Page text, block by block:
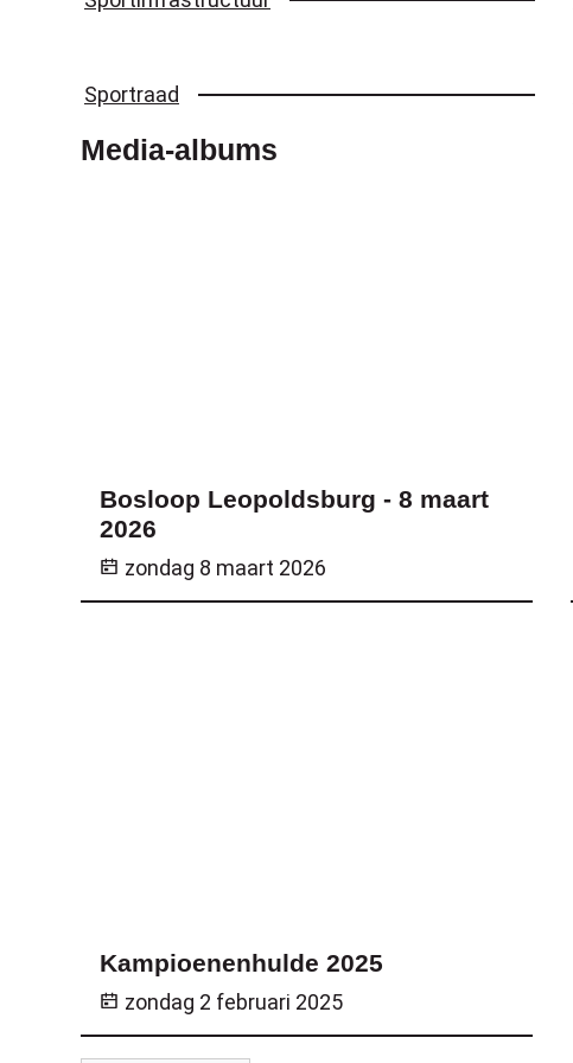
Sportraad
Media-albums
Bosloop Leopoldsburg - 8 maart
2026
zondag 8 maart 2026
Kampioenenhulde 2025
zondag 2 februari 2025